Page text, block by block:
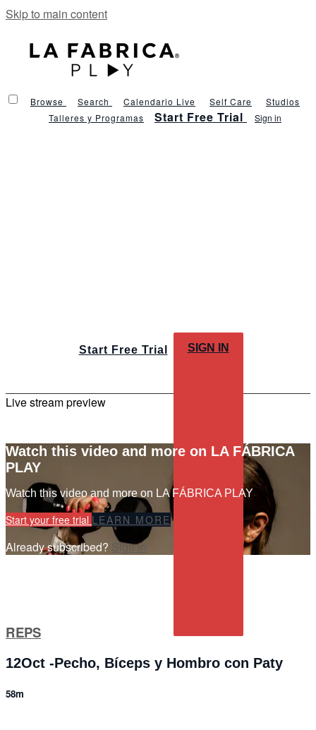
Skip to main content
Browse Search Calendario Live Self Care
Studios
Talleres y Programas
Start Free Trial Sign in
Start Free Trial SIGN IN
Live stream preview
Watch this video and more on LA FÁBRICA
PLAY
Watch this video and more on LA FÁBRICA PLAY
Start your free trial LEARN MORE
Already subscribed? Sign in
REPS
12Oct -Pecho, Bíceps y Hombro con Paty
58m